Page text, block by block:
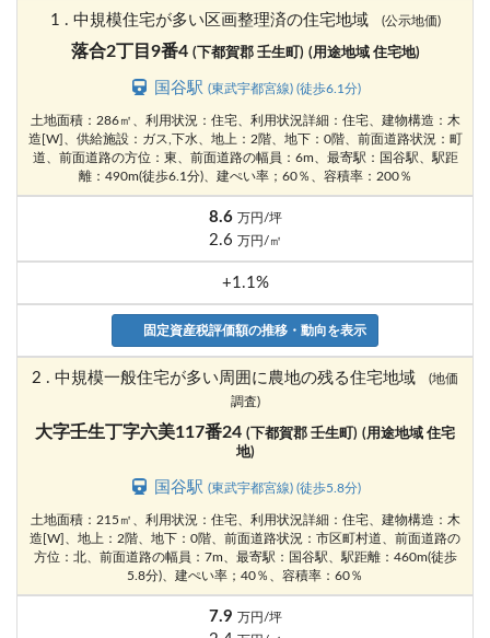
1 . 中規模住宅が多い区画整理済の住宅地域 (公示地価)
落合2丁目9番4 (下都賀郡 壬生町) (用途地域 住宅地)
国谷駅(東武宇都宮線) (徒歩6.1分)
土地面積：286㎡、利用状況：住宅、利用状況詳細：住宅、建物構造：木
造[W]、供給施設：ガス,下水、地上：2階、地下：0階、前面道路状況：町
道、前面道路の方位：東、前面道路の幅員：6m、最寄駅：国谷駅、駅距
離：490m(徒歩6.1分)、建ぺい率；60％、容積率：200％
8.6 万円/坪
2.6 万円/㎡
+1.1%
固定資産税評価額の推移・動向を表示
2 . 中規模一般住宅が多い周囲に農地の残る住宅地域
(地価
調査)
大字壬生丁字六美117番24 (下都賀郡 壬生町) (用途地域 住宅
地)
国谷駅(東武宇都宮線) (徒歩5.8分)
土地面積：215㎡、利用状況：住宅、利用状況詳細：住宅、建物構造：木
造[W]、地上：2階、地下：0階、前面道路状況：市区町村道、前面道路の
方位：北、前面道路の幅員：7m、最寄駅：国谷駅、駅距離：460m(徒歩
5.8分)、建ぺい率；40％、容積率：60％
7.9 万円/坪